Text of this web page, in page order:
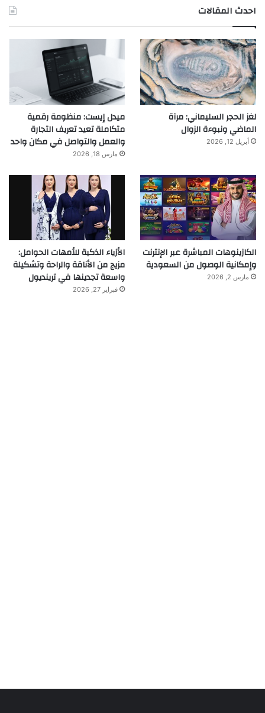
احدث المقالات
لغز الحجر السليماني: مرآة
الماضي ونبوءة الزوال
أبريل 12, 2026
ميدل إيست: منظومة رقمية
متكاملة تعيد تعريف التجارة
والعمل والتواصل في مكان واحد
مارس 18, 2026
الكازينوهات المباشرة عبر الإنترنت
وإمكانية الوصول من السعودية
مارس 2, 2026
الأزياء الذكية للأمهات الحوامل:
مزيج من الأناقة والراحة وتشكيلة
واسعة تجدينها في ترينديول
فبراير 27, 2026